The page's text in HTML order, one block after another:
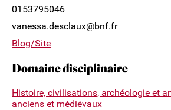
0153795046
vanessa.desclaux@bnf.fr
Blog/Site
Domaine disciplinaire
Histoire, civilisations, archéologie et
anciens et médiévaux